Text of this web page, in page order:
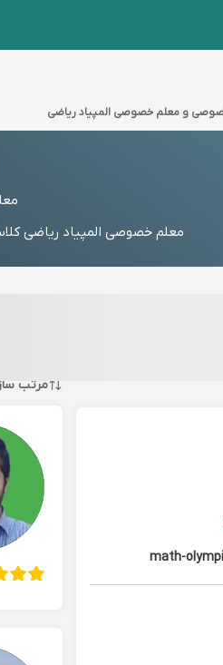
و معلم خصوصی المپیاد ریاضی
معلم خصوصی المپیاد ریاضی
math-
مرتب